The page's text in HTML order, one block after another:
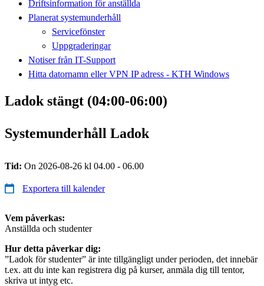
Driftsinformation för anställda
Planerat systemunderhåll
Servicefönster
Uppgraderingar
Notiser från IT-Support
Hitta datornamn eller VPN IP adress - KTH Windows
Ladok stängt (04:00-06:00)
Systemunderhåll Ladok
Tid: On 2026-08-26 kl 04.00 - 06.00
Exportera till kalender
Vem påverkas:
Anställda och studenter
Hur detta påverkar dig:
”Ladok för studenter” är inte tillgängligt under perioden, det innebär
t.ex. att du inte kan registrera dig på kurser, anmäla dig till tentor,
skriva ut intyg etc.